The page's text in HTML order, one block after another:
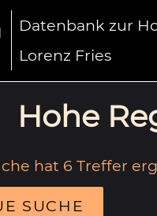
Datenbank zur
Lorenz Fries
Hohe
hat 6 Treffer
SUCHE